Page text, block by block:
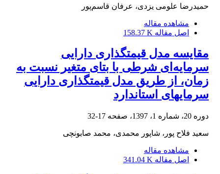
حمیدرضا علومی یزدی، عرفان قاسم‌پور
مشاهده مقاله
اصل مقاله 158.37 K
مقایسه مدل قیمت‎گذاری دارایی
سرمایه‌ای شرطی با بتای متغیر نسبت به
زمان، از طریق مدل قیمت‎گذاری دارایی
سرمایه‎ای استاندارد
دوره 20، شماره 1، 1397، صفحه 17-32
سعید فلاح پور، شاپور محمدی، محمد صابونچی
مشاهده مقاله
اصل مقاله 341.04 K